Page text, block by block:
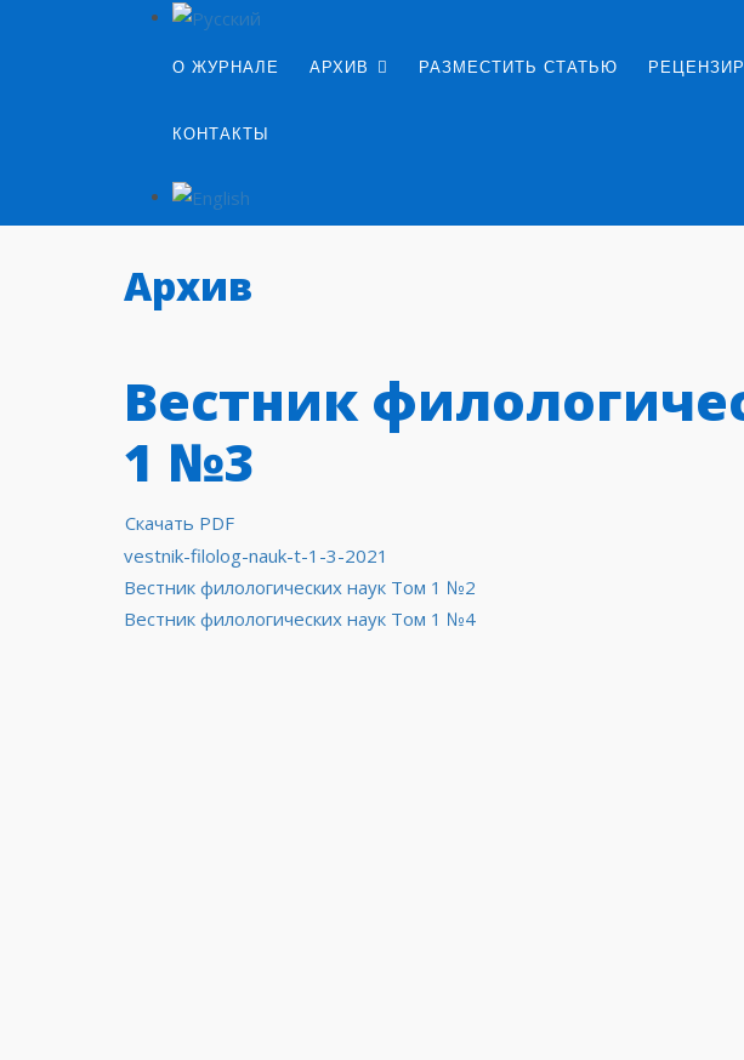
О ЖУРНАЛЕ АРХИВ РАЗМЕСТИТЬ СТАТЬЮ
КОНТАКТЫ
Архив
Вестник
1 №3
Скачать PDF
vestnik-filolog-nauk-t-1-3-2021
Навигация
Вестник филологических наук Том 1 №2
Вестник филологических наук Том 1 №4